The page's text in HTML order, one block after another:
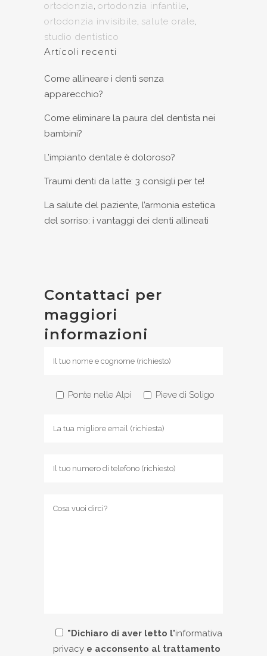
ortodonzia, ortodonzia infantile,
ortodonzia invisibile, salute orale,
studio dentistico
Articoli recenti
Come allineare i denti senza
apparecchio?
Come eliminare la paura del dentista nei
bambini?
L’impianto dentale è doloroso?
Traumi denti da latte: 3 consigli per te!
La salute del paziente, l’armonia estetica
del sorriso: i vantaggi dei denti allineati
Contattaci per
maggiori
informazioni
Ponte nelle Alpi Pieve di Soligo
"Dichiaro di aver letto l'informativa
privacy e acconsento al trattamento